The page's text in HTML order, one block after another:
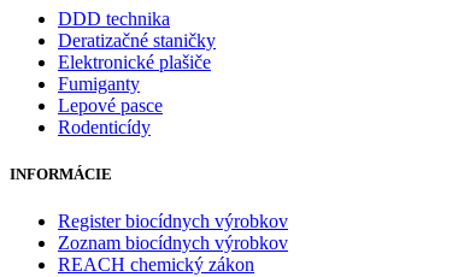
DDD technika
Deratizačné staničky
Elektronické plašiče
Fumiganty
Lepové pasce
Rodenticídy
INFORMÁCIE
Register biocídnych výrobkov
Zoznam biocídnych výrobkov
REACH chemický zákon